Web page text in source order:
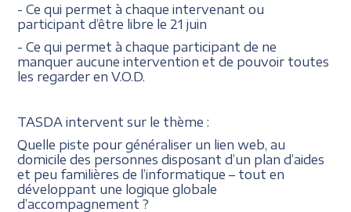
- Ce qui permet à chaque intervenant ou
participant d’être libre le 21 juin
- Ce qui permet à chaque participant de ne
manquer aucune intervention et de pouvoir toutes
les regarder en V.O.D.
TASDA intervent sur le thème :
Quelle piste pour généraliser un lien web, au
domicile des personnes disposant d’un plan d’aides
et peu familières de l’informatique – tout en
développant une logique globale
d’accompagnement ?